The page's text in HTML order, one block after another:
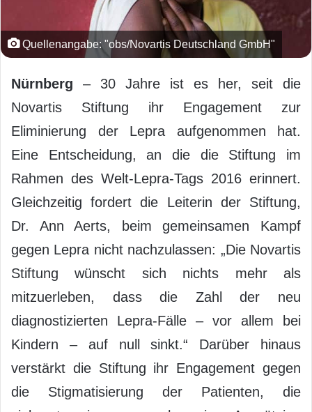
Quellenangabe: "obs/Novartis Deutschland GmbH"
Nürnberg – 30 Jahre ist es her, seit die
Novartis Stiftung ihr Engagement zur
Eliminierung der Lepra aufgenommen hat.
Eine Entscheidung, an die die Stiftung im
Rahmen des Welt-Lepra-Tags 2016 erinnert.
Gleichzeitig fordert die Leiterin der Stiftung,
Dr. Ann Aerts, beim gemeinsamen Kampf
gegen Lepra nicht nachzulassen: „Die Novartis
Stiftung wünscht sich nichts mehr als
mitzuerleben, dass die Zahl der neu
diagnostizierten Lepra-Fälle – vor allem bei
Kindern – auf null sinkt.“ Darüber hinaus
verstärkt die Stiftung ihr Engagement gegen
die Stigmatisierung der Patienten, die